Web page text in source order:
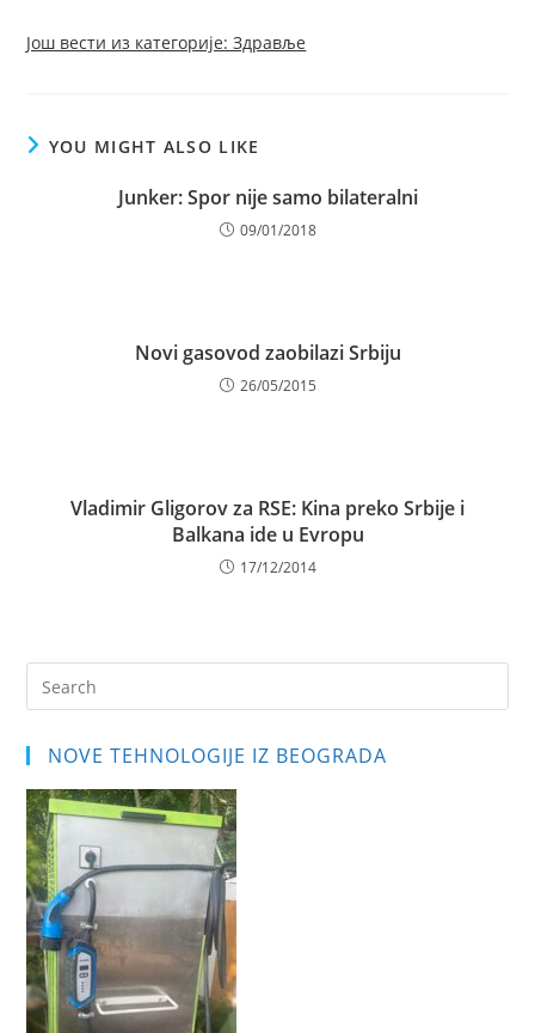
Још вести из категорије: Здравље
YOU MIGHT ALSO LIKE
Junker: Spor nije samo bilateralni
09/01/2018
Novi gasovod zaobilazi Srbiju
26/05/2015
Vladimir Gligorov za RSE: Kina preko Srbije i
Balkana ide u Evropu
17/12/2014
NOVE TEHNOLOGIJE IZ BEOGRADA